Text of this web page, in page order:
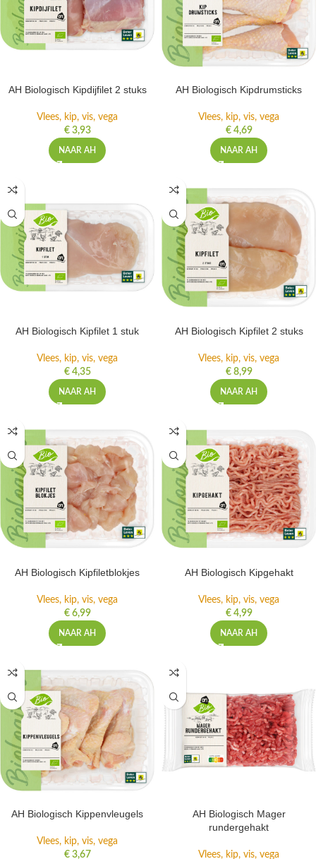
AH Biologisch Kipdijfilet 2 stuks
Vlees, kip, vis, vega
€3,93
NAAR AH
AH Biologisch Kipdrumsticks
Vlees, kip, vis, vega
€4,69
NAAR AH
AH Biologisch Kipfilet 1 stuk
Vlees, kip, vis, vega
€4,35
NAAR AH
AH Biologisch Kipfilet 2 stuks
Vlees, kip, vis, vega
€8,99
NAAR AH
AH Biologisch Kipfiletblokjes
Vlees, kip, vis, vega
€6,99
NAAR AH
AH Biologisch Kipgehakt
Vlees, kip, vis, vega
€4,99
NAAR AH
AH Biologisch Kippenvleugels
Vlees, kip, vis, vega
€3,67
AH Biologisch Mager
rundergehakt
Vlees, kip, vis, vega